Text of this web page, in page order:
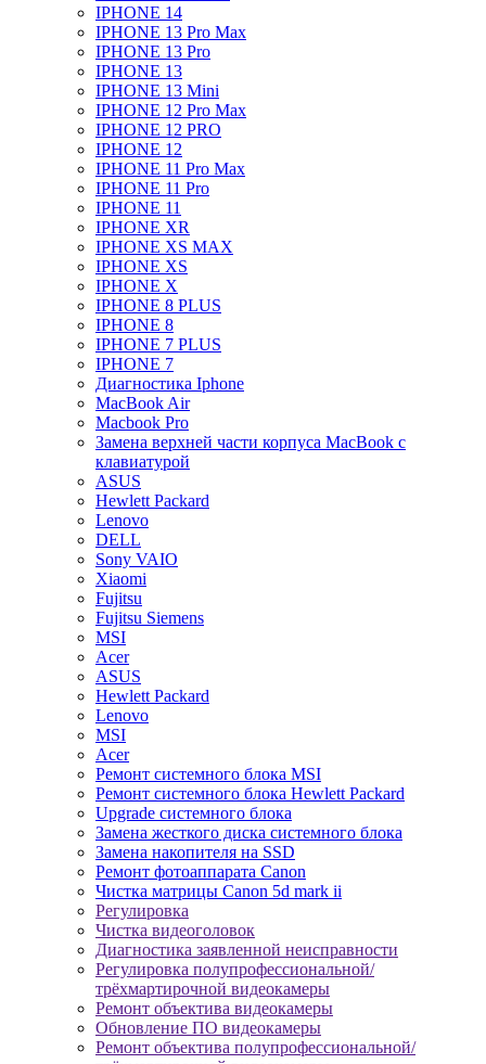
IPHONE 14
IPHONE 13 Pro Max
IPHONE 13 Pro
IPHONE 13
IPHONE 13 Mini
IPHONE 12 Pro Max
IPHONE 12 PRO
IPHONE 12
IPHONE 11 Pro Max
IPHONE 11 Pro
IPHONE 11
IPHONE XR
IPHONE XS MAX
IPHONE XS
IPHONE X
IPHONE 8 PLUS
IPHONE 8
IPHONE 7 PLUS
IPHONE 7
Диагностика Iphone
MacBook Air
Macbook Pro
Замена верхней части корпуса MacBook с
клавиатурой
ASUS
Hewlett Packard
Lenovo
DELL
Sony VAIO
Xiaomi
Fujitsu
Fujitsu Siemens
MSI
Acer
ASUS
Hewlett Packard
Lenovo
MSI
Acer
Ремонт системного блока MSI
Ремонт системного блока Hewlett Packard
Upgrade системного блока
Замена жесткого диска системного блока
Замена накопителя на SSD
Ремонт фотоаппарата Canon
Чистка матрицы Canon 5d mark ii
Регулировка
Чистка видеоголовок
Диагностика заявленной неисправности
Регулировка полупрофессиональной/
трёхмартирочной видеокамеры
Ремонт объектива видеокамеры
Обновление ПО видеокамеры
Ремонт объектива полупрофессиональной/